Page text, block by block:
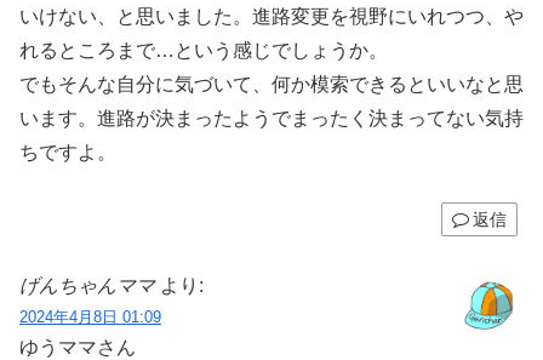
いけない、と思いました。進路変更を視野にいれつつ、や
れるところまで…という感じでしょうか。
でもそんな自分に気づいて、何か模索できるといいなと思
います。進路が決まったようでまったく決まってない気持
ちですよ。
返信
げんちゃんママ より:
2024年4月8日 01:09
ゆうママさん